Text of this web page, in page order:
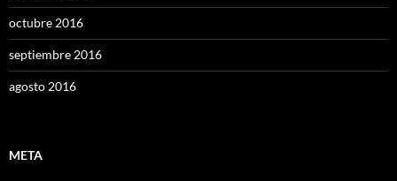
octubre 2016
septiembre 2016
agosto 2016
META